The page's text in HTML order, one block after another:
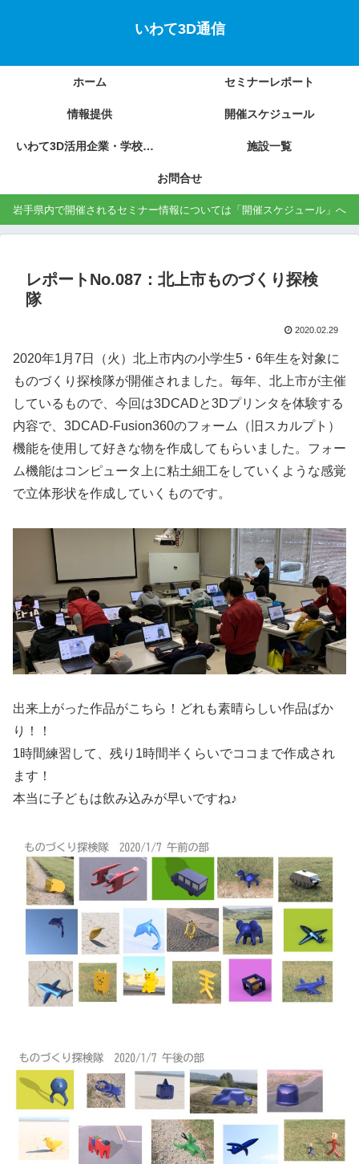
いわて3D通信
ホーム セミナーレポート
情報提供 開催スケジュール
いわて3D活用企業・学校の紹介 施設一覧
お問合せ
岩手県内で開催されるセミナー情報については「開催スケジュール」へ
レポートNo.087：北上市ものづくり探検
隊
2020.02.29
2020年1月7日（火）北上市内の小学生5・6年生を対象に
ものづくり探検隊が開催されました。毎年、北上市が主催
しているもので、今回は3DCADと3Dプリンタを体験する
内容で、3DCAD-Fusion360のフォーム（旧スカルプト）
機能を使用して好きな物を作成してもらいました。フォー
ム機能はコンピュータ上に粘土細工をしていくような感覚
で立体形状を作成していくものです。
出来上がった作品がこちら！どれも素晴らしい作品ばか
り！！
1時間練習して、残り1時間半くらいでココまで作成され
ます！
本当に子どもは飲み込みが早いですね♪